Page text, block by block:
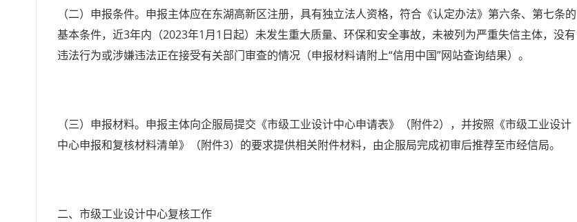
（二）申报条件。申报主体应在东湖高新区注册，具有独立法人资格，符合《认定办法》第六条、第七条的
基本条件，近3年内（2023年1月1日起）未发生重大质量、环保和安全事故，未被列为严重失信主体，没有
违法行为或涉嫌违法正在接受有关部门审查的情况（申报材料请附上“信用中国”网站查询结果）。
（三）申报材料。申报主体向企服局提交《市级工业设计中心申请表》（附件2），并按照《市级工业设计
中心申报和复核材料清单》（附件3）的要求提供相关附件材料，由企服局完成初审后推荐至市经信局。
二、市级工业设计中心复核工作